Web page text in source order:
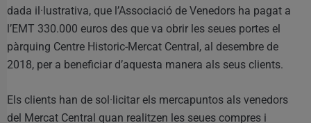
dada il·lustrativa, que l’Associació de Venedors ha pagat a
l’EMT 330.000 euros des que va obrir les seues portes el
pàrquing Centre Historic-Mercat Central, al desembre de
2018, per a beneficiar d’aquesta manera als seus clients.
Els clients han de sol·licitar els mercapuntos als venedors
del Mercat Central quan realitzen les seues compres i